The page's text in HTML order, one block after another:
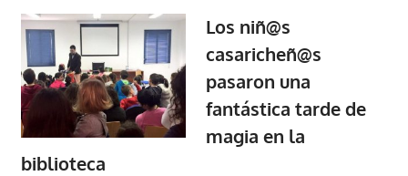
Casariche
(Sevilla)
Los niñ@s
casaricheñ@s
pasaron una
fantástica tarde de
magia en la
biblioteca